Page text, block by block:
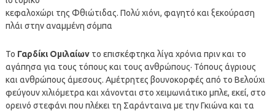
κεφαλοχώρι της Φθιώτιδας. Πολύ χιόνι, φαγητό και ξεκούραση
πλάι στην αναμμένη σόμπα
Το Γαρδίκι Ομιλαίωντο επισκέφτηκα λίγα χρόνια πριν και το
αγάπησα για τους τόπους και τους ανθρώπους· Τόπους άγριους
και ανθρώπους άμεσους. Αμέτρητες βουνοκορφές από το Βελούχι
φεύγουν χιλιόμετρα και χάνονται στο χειμωνιάτικο μπλε, εκεί, στο
ορεινό στεφάνι που πλέκει τη Σαράνταινα με την Γκιώνα και τα